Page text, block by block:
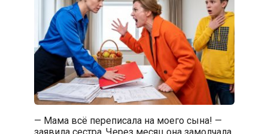
— Мама всё переписала на моего сына! —
заявила сестра. Через месяц она замолчала